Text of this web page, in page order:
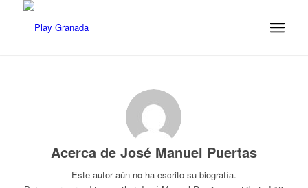
Acerca de José Manuel Puertas
Este autor aún no ha escrito su biografía.